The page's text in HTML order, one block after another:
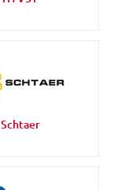
Schtaer